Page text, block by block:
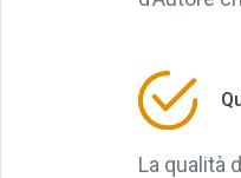
La qualità